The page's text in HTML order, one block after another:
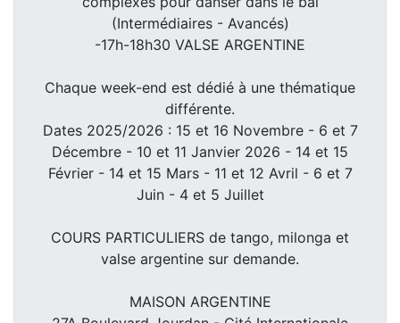
(Intermédiaires - Avancés)
-17h-18h30 VALSE ARGENTINE
Chaque week-end est dédié à une thématique
différente.
Dates 2025/2026 : 15 et 16 Novembre - 6 et 7
Décembre - 10 et 11 Janvier 2026 - 14 et 15
Février - 14 et 15 Mars - 11 et 12 Avril - 6 et 7
Juin - 4 et 5 Juillet
COURS PARTICULIERS de tango, milonga et
valse argentine sur demande.
MAISON ARGENTINE